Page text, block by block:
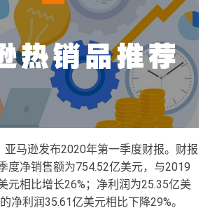
亚马逊发布2020年第一季度财报。财报
度净销售额为754.52亿美元，与2019
元相比增长26%；净利润为25.35亿美
净利润35.61亿美元相比下降29%。